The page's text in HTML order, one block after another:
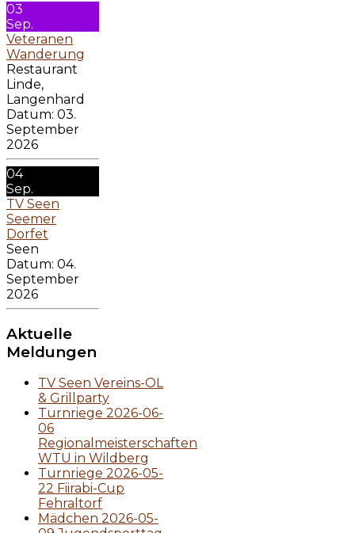
03
Sep.
Veteranen
Wanderung
Restaurant
Linde,
Langenhard
Datum: 03.
September
2026
04
Sep.
TV Seen
Seemer
Dorfet
Seen
Datum: 04.
September
2026
Aktuelle
Meldungen
TV Seen Vereins-OL
& Grillparty
Turnriege 2026-06-
06
Regionalmeisterschaften
WTU in Wildberg
Turnriege 2026-05-
22 Fiirabi-Cup
Fehraltorf
Mädchen 2026-05-